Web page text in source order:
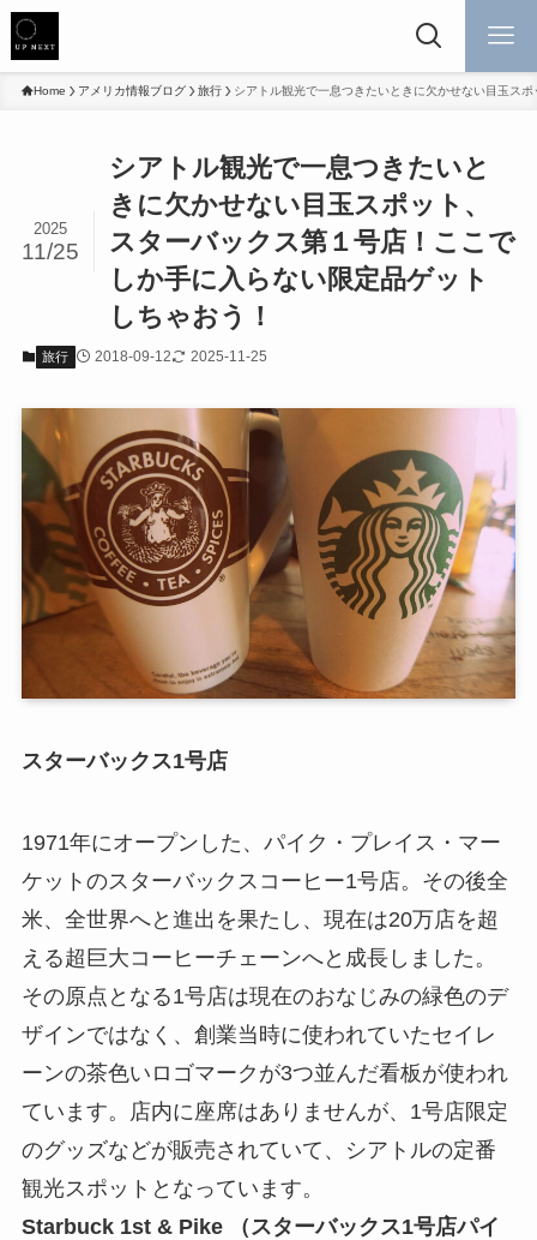
Home アメリカ情報ブログ 旅行 シアトル観光で一息つきたいときに欠かせない目玉ス
シアトル観光で一息つきたいと
きに欠かせない目玉スポット、
スターバックス第１号店！ここで
しか手に入らない限定品ゲット
しちゃおう！
2025
11/25
旅行 2018-09-12 2025-11-25
スターバックス1号店
1971年にオープンした、パイク・プレイス・マー
ケットのスターバックスコーヒー1号店。その後全
米、全世界へと進出を果たし、現在は20万店を超
える超巨大コーヒーチェーンへと成長しました。
その原点となる1号店は現在のおなじみの緑色のデ
ザインではなく、創業当時に使われていたセイレ
ーンの茶色いロゴマークが3つ並んだ看板が使われ
ています。店内に座席はありませんが、1号店限定
のグッズなどが販売されていて、シアトルの定番
観光スポットとなっています。
Starbuck 1st & Pike （スターバックス1号店パイ